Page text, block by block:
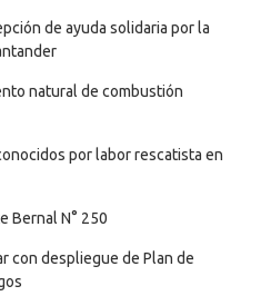
de ayuda solidaria por la
natural de combustión
por labor rescatista en
Bernal N° 250
con despliegue de Plan de